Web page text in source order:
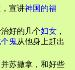
宣讲神国的福
好的几个妇女 ，
鬼从他身上赶出
并苏撒拿，和好些